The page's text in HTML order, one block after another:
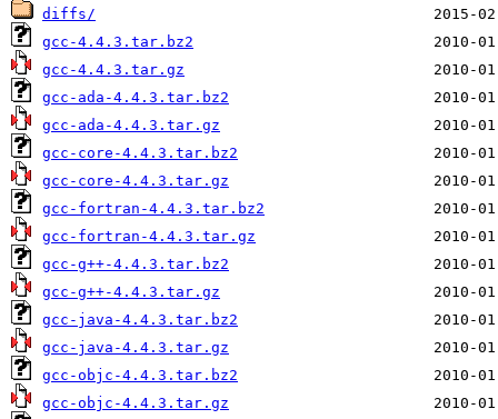
diffs/
gcc-4.4.3.tar.bz2
gcc-4.4.3.tar.gz
gcc-ada-4.4.3.tar.bz2
gcc-ada-4.4.3.tar.gz
gcc-core-4.4.3.tar.bz2
gcc-core-4.4.3.tar.gz
gcc-fortran-4.4.3.tar.bz2
gcc-fortran-4.4.3.tar.gz
gcc-g++-4.4.3.tar.bz2
gcc-g++-4.4.3.tar.gz
gcc-java-4.4.3.tar.bz2
gcc-java-4.4.3.tar.gz
gcc-objc-4.4.3.tar.bz2
gcc-objc-4.4.3.tar.gz